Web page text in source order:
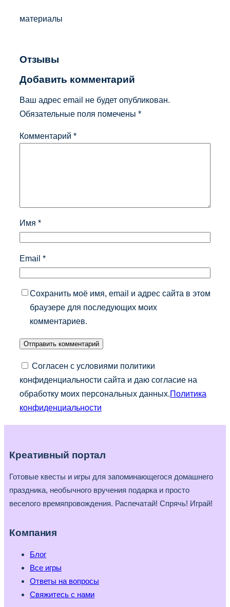
материалы
Отзывы
Добавить комментарий
Ваш адрес email не будет опубликован.
Обязательные поля помечены *
Комментарий *
Имя *
Email *
Сохранить моё имя, email и адрес сайта в этом
браузере для последующих моих
комментариев.
Согласен с условиями политики
конфиденциальности сайта и даю согласие на
обработку моих персональных данных. Политика
конфиденциальности
Креативный портал
Готовые квесты и игры для запоминающегося домашнего
праздника, необычного вручения подарка и просто
веселого времяпровождения. Распечатай! Спрячь! Играй!
Компания
Блог
Все игры
Ответы на вопросы
Свяжитесь с нами